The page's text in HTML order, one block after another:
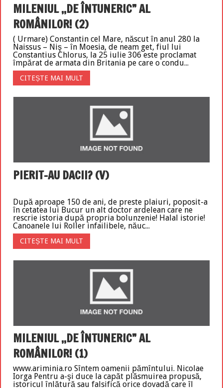
MILENIUL ,,DE ÎNTUNERIC” AL
ROMÂNILOR! (2)
( Urmare) Constantin cel Mare, născut în anul 280 la
Naissus – Niş – în Moesia, de neam get, fiul lui
Constantius Chlorus, la 25 iulie 306 este proclamat
împărat de armata din Britania pe care o condu...
CITEȘTE MAI MULT
PIERIT-AU DACII? (V)
După aproape 150 de ani, de preste plaiuri, poposit-a
în cetatea lui Bucur un alt doctor ardelean care ne
rescrie istoria după propria bolunzenie! Halal istorie!
Canoanele lui Roller infailibele, năuc...
CITEȘTE MAI MULT
MILENIUL ,,DE ÎNTUNERIC” AL
ROMÂNILOR! (1)
www.ariminia.ro Sîntem oamenii pămîntului. Nicolae
Iorga Pentru a-şi duce la capăt plăsmuirea propusă,
istoricul înlătură sau falsifică orice dovadă care îl